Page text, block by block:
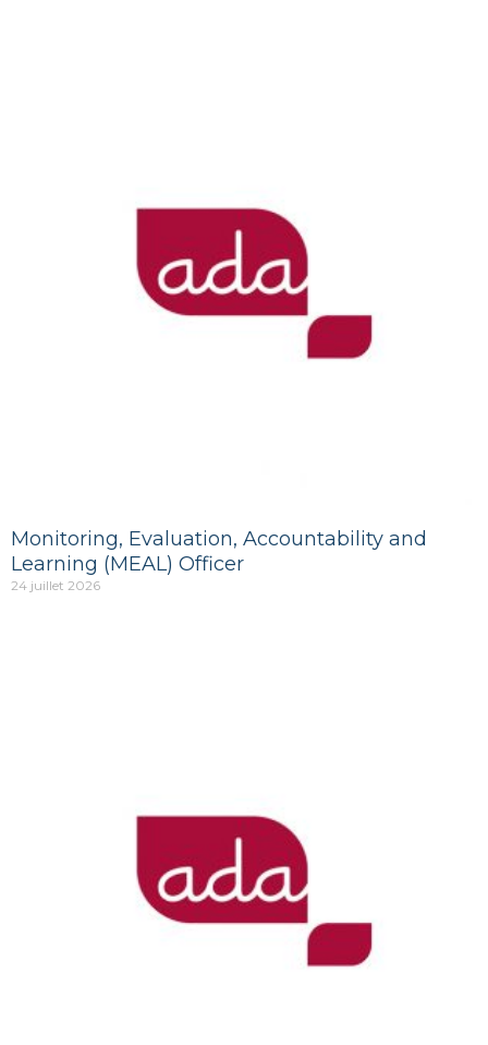
Monitoring, Evaluation, Accountability and
Learning (MEAL) Officer
24 juillet 2026